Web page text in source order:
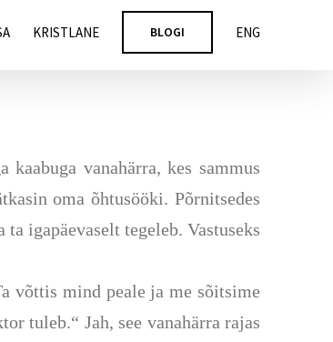
KRISTLANE BLOGI ENG
vanahärra, kes sammus
oma õhtusööki. Põrnitsedes
igapäevaselt tegeleb. Vastuseks
võttis mind peale ja me sõitsime
tuleb.“ Jah, see vanahärra rajas